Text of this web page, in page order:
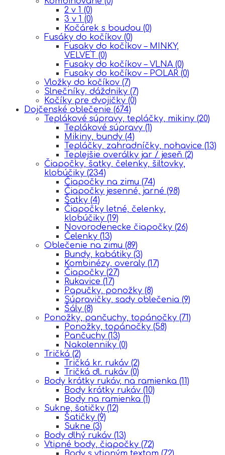
2 v 1 (0)
3 v 1 (0)
Kočárek s boudou (0)
Fusáky do kočíkov (0)
Fusaky do kočíkov – MINKY,
VELVET (0)
Fusaky do kočíkov – VLNA (0)
Fusaky do kočíkov – POLAR (0)
Vložky do kočíkov (7)
Slnečníky, dáždniky (7)
Kočíky pre dvojičky (0)
Dojčenské oblečenie (674)
Teplákové súpravy, tepláčky, mikiny (20)
Teplákové súpravy (1)
Mikiny, bundy (4)
Tepláčky, zahradníčky, nohavice (13)
Teplejšie overálky jar / jeseň (2)
Čiapočky, šatky, čelenky, šiltovky,
klobúčiky (234)
Čiapočky na zimu (74)
Čiapočky jesenné, jarné (98)
Šatky (4)
Čiapočky letné, čelenky,
klobúčiky (19)
Novorodenecke čiapočky (26)
Čelenky (13)
Oblečenie na zimu (89)
Bundy, kabátiky (3)
Kombinézy, overaly (17)
Čiapočky (27)
Rukavice (17)
Papučky, ponožky (8)
Súpravičky, sady oblečenia (9)
Šály (8)
Ponožky, pančuchy, topánočky (71)
Ponožky, topánočky (58)
Pančuchy (13)
Nakolenniky (0)
Tričká (2)
Tričká kr. rukáv (2)
Tričká dl. rukáv (0)
Body krátky rukáv, na ramienka (11)
Body krátky rukáv (10)
Body na ramienka (1)
Sukne, šatičky (12)
Šatičky (9)
Sukne (3)
Body dlhý rukáv (13)
Vtipné body, čiapočky (72)